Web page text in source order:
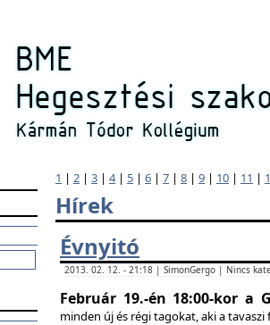
1 | 2 | 3 | 4| 5 | 6 | 7 | 8 | 9 | 10 | 11 |
Hírek
Évnyitó
2013. 02. 12. - 21:18 | SimonGergo | Nincs
Február 19.-én 18:00-kor a
minden új és régi tagokat, aki a